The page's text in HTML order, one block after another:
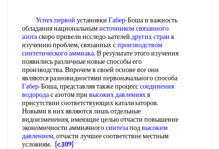
Успех первой установки Габер-Боша и важность
обладания национальнымисточником связанного
азотаскоро привели исследо-ьателей других стран к
изучению проблем, связанных спроизводством
синтетического аммиака. В результате этого изучения
появились различные новые способы его
производства. Впрочем в своей основе все они
являются разновидностями первоначального способа
Габер-Боша, представляя также процесссоединения
водородас азотом при высоких давленияхв
присутствии соответствующих катализаторов.
Новыми в них являются лишь отдельные
видоизменения, имеющие целью отчасти повышение
экономичности аммиачногосинтезаподвысоким
давлением, отчасти лучшее соответствие местным
условиям.
[c.109]